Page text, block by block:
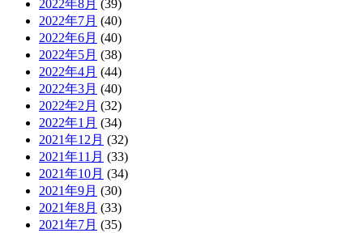
2022年8月 (39)
2022年7月 (40)
2022年6月 (40)
2022年5月 (38)
2022年4月 (44)
2022年3月 (40)
2022年2月 (32)
2022年1月 (34)
2021年12月 (32)
2021年11月 (33)
2021年10月 (34)
2021年9月 (30)
2021年8月 (33)
2021年7月 (35)